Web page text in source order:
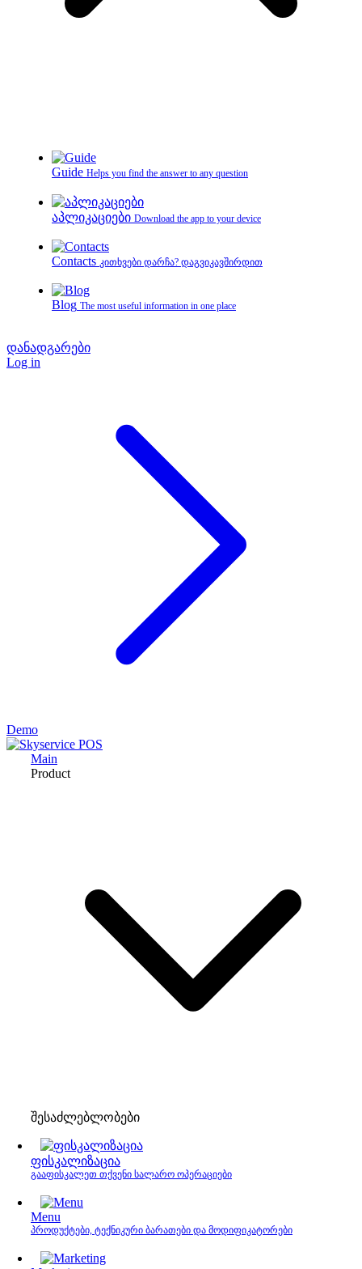
Guide Helps you find the answer to any question
აპლიკაციები Download the app to your device
Contacts კითხვები დარჩა? დაგვიკავშირდით
Blog The most useful information in one place
დანადგარები
Log in
Demo
Main
Product
შესაძლებლობები
ფისკალიზაცია
გააფისკალეთ თქვენი სალარო ოპერაციები
Menu
პროდუქტები, ტექნიკური ბარათები და მოდიფიკატორები